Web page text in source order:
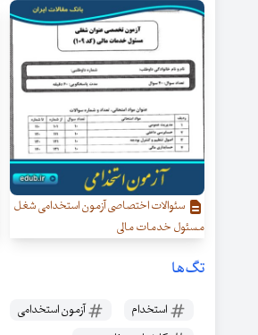
سئوالات اختصاصی آزمون استخدامی شغل
مسئول خدمات مالی
تگ‌ها
استخدام آزمون استخدامی